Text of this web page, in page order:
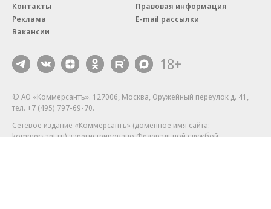
Контакты
Реклама
Вакансии
Правовая информация
E-mail рассылки
18+
© АО «Коммерсантъ». 127006, Москва, Оружейный переулок д. 41,
тел. +7 (495) 797-69-70.
Сетевое издание «Коммерсантъ» (доменное имя сайта:
kommersant.ru) зарегистрировано Федеральной службой